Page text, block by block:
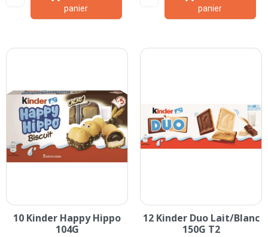
panier panier
10 Kinder Happy Hippo
104G
12 Kinder Duo Lait/Blanc
150G T2